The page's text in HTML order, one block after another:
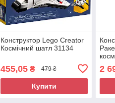
Конструктор Lego Creator
Космічний шатл 31134
455,05₴ 479 ₴
Купити
2